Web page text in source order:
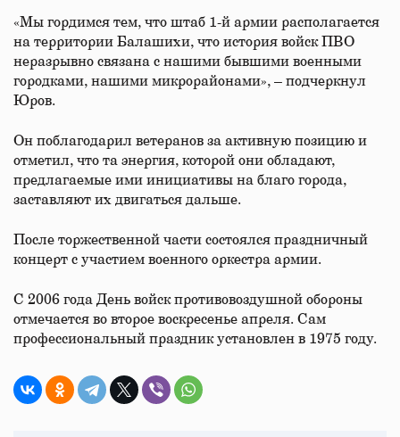
«Мы гордимся тем, что штаб 1-й армии располагается
на территории Балашихи, что история войск ПВО
неразрывно связана с нашими бывшими военными
городками, нашими микрорайонами», – подчеркнул
Юров.
Он поблагодарил ветеранов за активную позицию и
отметил, что та энергия, которой они обладают,
предлагаемые ими инициативы на благо города,
заставляют их двигаться дальше.
После торжественной части состоялся праздничный
концерт с участием военного оркестра армии.
С 2006 года День войск противовоздушной обороны
отмечается во второе воскресенье апреля. Сам
профессиональный праздник установлен в 1975 году.